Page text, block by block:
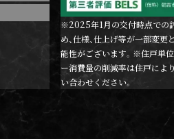
※2025年1月の交付時点での
め、仕様、仕上げ等が一部変
能性がございます。※住戸単
ー消費量の削減率は住戸によ
い合わせください。